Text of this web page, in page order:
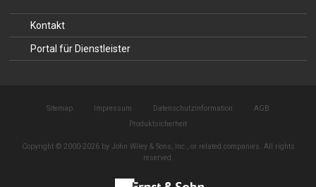
Kontakt
Portal für Dienstleister
Sitemap Impressum Datenschutzinformation
AGB
Produktsicherheit
Copyright © 2000-2026 by John Wiley & Sons, Inc., or related companies. All rights
reserved.